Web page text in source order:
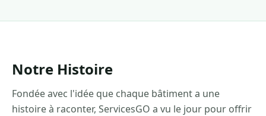
Notre Histoire
Fondée avec l'idée que chaque bâtiment a une
histoire à raconter, ServicesGO a vu le jour pour offrir